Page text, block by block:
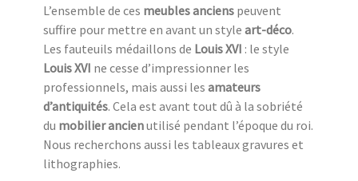
L’ensemble de ces meubles anciens peuvent
suffire pour mettre en avant un style art-déco.
Les fauteuils médaillons de Louis XVI : le style
Louis XVI ne cesse d’impressionner les
professionnels, mais aussi les amateurs
d’antiquités. Cela est avant tout dû à la sobriété
du mobilier ancienutilisé pendant l’époque du roi.
Nous recherchons aussi les tableaux gravures et
lithographies.